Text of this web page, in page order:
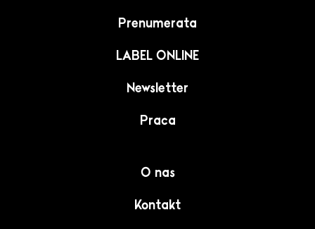
Prenumerata
LABEL ONLINE
Newsletter
Praca
O nas
Kontakt